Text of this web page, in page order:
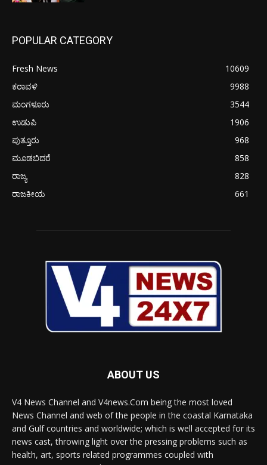
POPULAR CATEGORY
Fresh News
10609
ಕರಾವಳಿ
9988
ಮಂಗಳೂರು
3544
ಉಡುಪಿ
1906
ಪುತ್ತೂರು
968
ಮೂಡಬಿದರೆ
858
ರಾಜ್ಯ
828
ರಾಜಕೀಯ
661
ABOUT US
V4 News Channel and V4news.Com being the most loved
News Channel and web of the people in the coastal Karnataka
and Gulf countries and worldwide; which is well accepted for its
news cast, throwing light over the pressing problems such as
health, art, sports related programmes coupled with